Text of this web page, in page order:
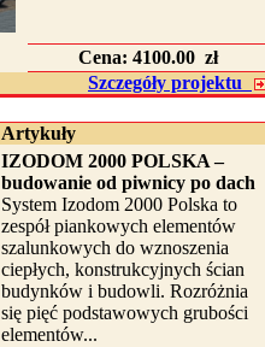
Cena: 4100.00 zł
Szczegóły projektu
Artykuły
IZODOM 2000 POLSKA –
budowanie od piwnicy po dach
System Izodom 2000 Polska to
zespół piankowych elementów
szalunkowych do wznoszenia
ciepłych, konstrukcyjnych ścian
budynków i budowli. Rozróżnia
się pięć podstawowych grubości
elementów...